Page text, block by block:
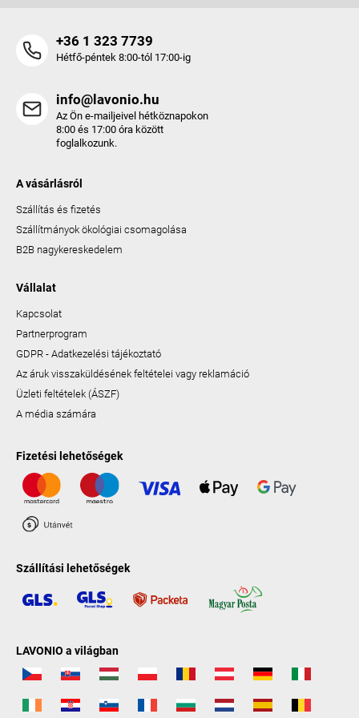
+36 1 323 7739
Hétfő-péntek 8:00-tól 17:00-ig
info@lavonio.hu
Az Ön e-mailjeivel hétköznapokon
8:00 és 17:00 óra között
foglalkozunk.
A vásárlásról
Szállítás és fizetés
Szállítmányok ökológiai csomagolása
B2B nagykereskedelem
Vállalat
Kapcsolat
Partnerprogram
GDPR - Adatkezelési tájékoztató
Az áruk visszaküldésének feltételei vagy reklamáció
Üzleti feltételek (ÁSZF)
A média számára
Fizetési lehetőségek
Szállítási lehetőségek
LAVONIO a világban